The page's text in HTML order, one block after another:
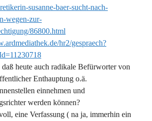
susanne-baer-sucht-nach-
wegen-zur-
86800.html
hr2/gespraech?
daß heute auch radikale Befürworter von
Enthauptung o.ä.
einnehmen und
werden können?
eine Verfassung ( na ja, immerhin ein